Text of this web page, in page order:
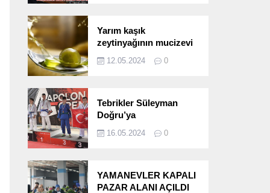
Yarım kaşık
zeytinyağının mucizevi
12.05.2024 0
Tebrikler Süleyman
Doğru’ya
16.05.2024 0
YAMANEVLER KAPALI
PAZAR ALANI AÇILDI